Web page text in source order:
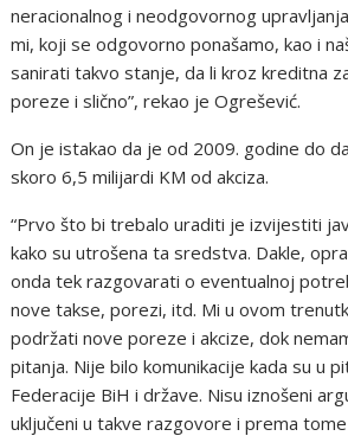
neracionalnog i neodgovornog
mi, koji se odgovorno ponašamo, kao i
sanirati takvo stanje, da li kroz kreditna
poreze i slično”, rekao je Ogrešević.
On je istakao da je od 2009. godine do
skoro 6,5 milijardi KM od akciza.
“Prvo što bi trebalo uraditi je izvijestiti
kako su utrošena ta sredstva. Dakle,
onda tek razgovarati o eventualnoj
nove takse, porezi, itd. Mi u ovom
podržati nove poreze i akcize, dok
pitanja. Nije bilo komunikacije kada su u
Federacije BiH i države. Nisu iznošeni
uključeni u takve razgovore i prema